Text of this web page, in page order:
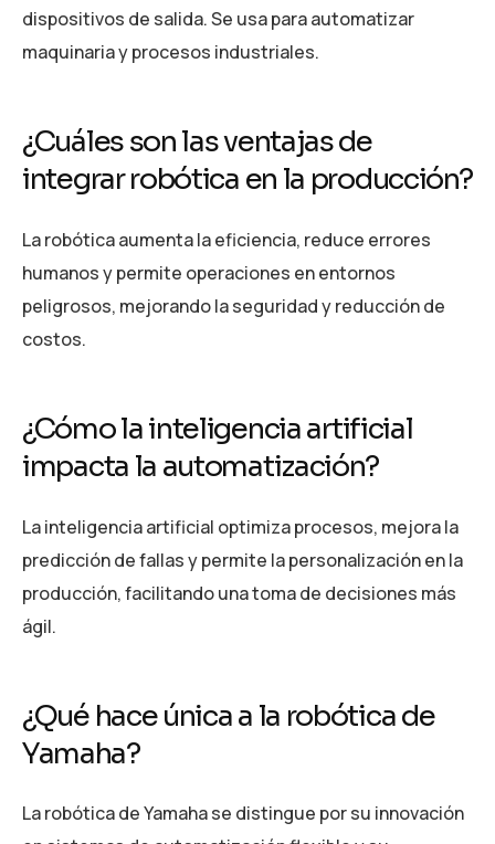
dispositivos de salida. Se usa para automatizar
maquinaria y procesos industriales.
¿Cuáles son las ventajas de
integrar robótica en la producción?
La robótica aumenta la eficiencia, reduce errores
humanos y permite operaciones en entornos
peligrosos, mejorando la seguridad y reducción de
costos.
¿Cómo la inteligencia artificial
impacta la automatización?
La inteligencia artificial optimiza procesos, mejora la
predicción de fallas y permite la personalización en la
producción, facilitando una toma de decisiones más
ágil.
¿Qué hace única a la robótica de
Yamaha?
La robótica de Yamaha se distingue por su innovación